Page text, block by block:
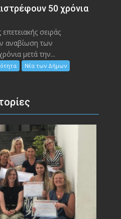
50 χρόνια
σειράς
αναβίωση των
μετά την...
Νέα των Δήμων